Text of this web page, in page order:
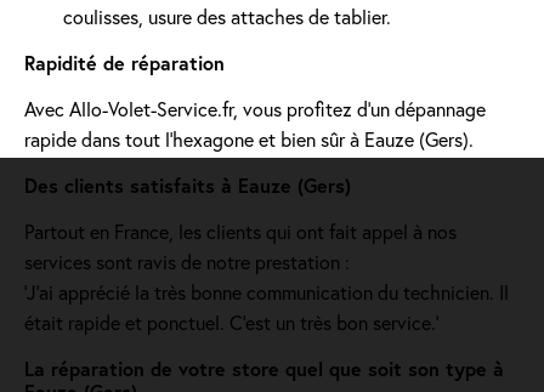
coulisses, usure des attaches de tablier.
Rapidité de réparation
Avec Allo-Volet-Service.fr, vous profitez d'un dépannage
rapide dans tout l'hexagone et bien sûr à Eauze (Gers).
Des clients satisfaits à Eauze (Gers)
Partout en France, les clients qui ont fait appel à nos
services sont ravis de notre prestation :
'J’ai apprécié la très bonne communication du technicien. Il
était rapide et ponctuel. C’est un très bon service.'
La réparation de votre store quel que soit son type à